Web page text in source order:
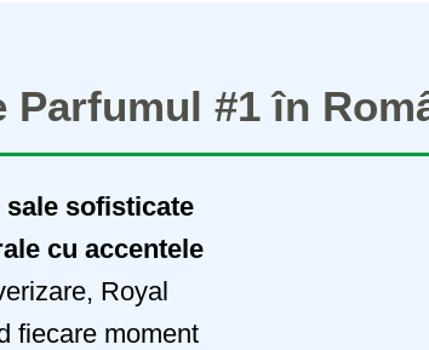
Parfumul #1 în
sale sofisticate
cu accentele
Royal
fiecare moment